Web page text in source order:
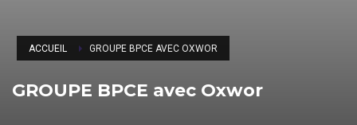
ACCUEIL GROUPE BPCE AVEC OXWOR
GROUPE BPCE avec Oxwor